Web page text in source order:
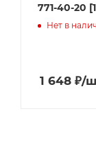
771-40-20
Нет в
1 648 ₽/